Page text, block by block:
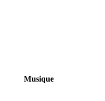
Musique